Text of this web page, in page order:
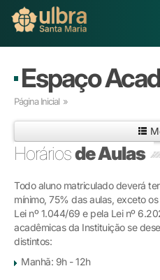
Buscar
Graduação
Pós-graduação
Educação a Distância
Pesquisa
Extensão
Espaço
Página Inicial »
Horáriosde Aulas
Todo aluno matriculado deverá
mínimo, 75% das aulas, exceto
Lei nº 1.044/69 e pela Lei nº
acadêmicas da Instituição se
distintos:
Manhã: 9h - 12h